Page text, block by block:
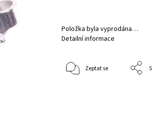
Položka byla vyprodána…
Detailní informace
Zeptat se